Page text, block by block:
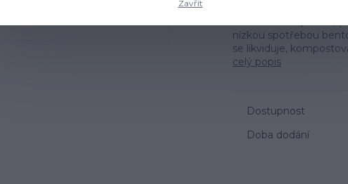
vynikající absorpční
levandule bezprašné,
nízkou spotřebou
se likviduje,
celý popis
Dostupnost
Doba dodání
Zavřít